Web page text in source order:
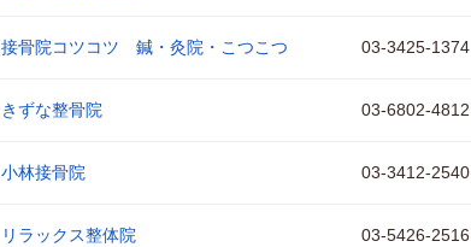
接骨院コツコツ 鍼・灸院・こつこつ 03-3425-1374
きずな整骨院 03-6802-4812
小林接骨院 03-3412-2540
リラックス整体院 03-5426-2516